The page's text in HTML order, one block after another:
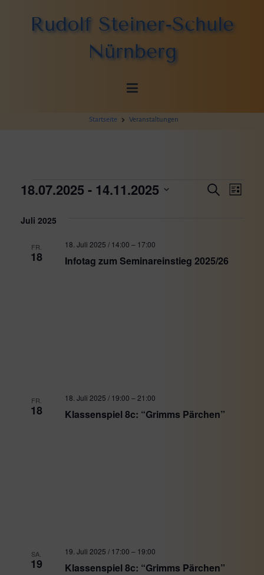
springenRudolf Steiner-Schule
Nürnberg
Startseite Veranstaltungen
Veranstaltungen Suche
Liste
18.07.2025 - 14.11.2025
wählen.
Juli 2025
FR.
18 Infotag zum Seminareinstieg 2025/26
18. Juli 2025 / 14:00 – 17:00
FR.
18 Klassenspiel 8c: “Grimms Pärchen”
18. Juli 2025 / 19:00 – 21:00
SA.
19 Klassenspiel 8c: “Grimms Pärchen”
19. Juli 2025 / 17:00 – 19:00